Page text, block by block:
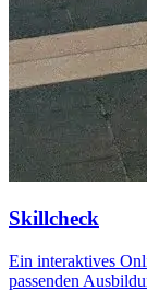
Skillcheck
Ein interaktives
passenden